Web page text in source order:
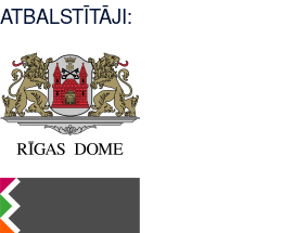
ATBALSTĪTĀJI: